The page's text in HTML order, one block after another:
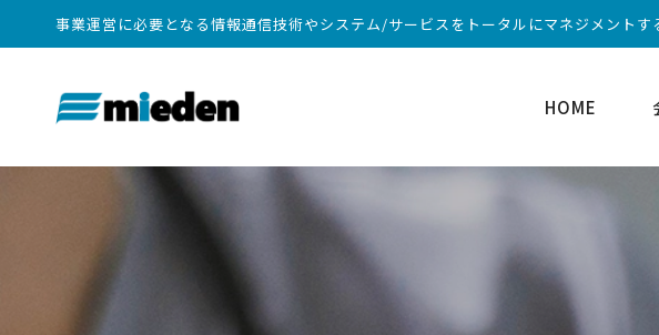
事業運営に必要となる情報通信技術やシステム/サービスをトータルにマネジメントす
HOME